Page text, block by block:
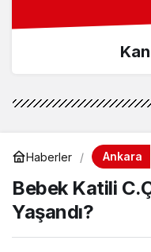
Haberler Ankara
Bebek Katili
Yaşandı?